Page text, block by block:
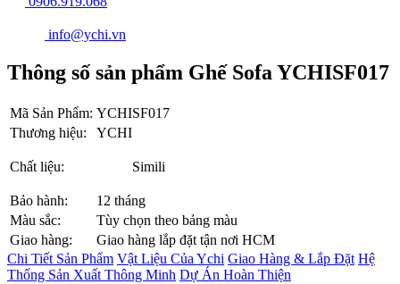
info@ychi.vn
Thông số sản phẩm Ghế Sofa YCHISF017
Mã Sản Phẩm: YCHISF017
Thương hiệu:
YCHI
Chất liệu: Simili
Bảo hành:
12 tháng
Màu sắc:
Tùy chọn theo bảng màu
Giao hàng:
Giao hàng lắp đặt tận nơi HCM
Chi Tiết Sản Phẩm Vật Liệu Của Ychi Giao Hàng & Lắp Đặt Hệ
Thống Sản Xuất Thông Minh Dự Án Hoàn Thiện